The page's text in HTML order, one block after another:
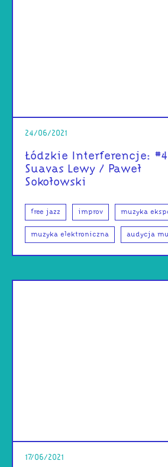
24/06/2021
Łódzkie Interferencje: #4
Suavas Lewy / Paweł
Sokołowski
free jazz improv muzyka
muzyka elektroniczna audycja
17/06/2021